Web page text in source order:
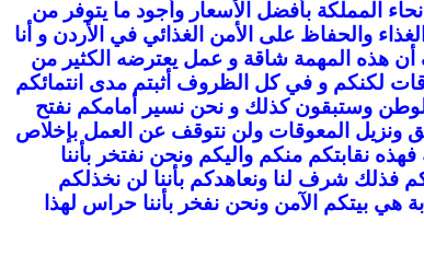
المملكة بأفضل الأسعار وأجود ما يتوفر من
الغذاء والحفاظ على الأمن الغذائي في الأردن و أنا
أن هذه المهمة شاقة و عمل يعترضه الكثير من
لكنكم و في كل الظروف أثبتم مدى انتمائكم
وستبقون كذلك و نحن نسير أمامكم نفتح
ونزيل المعوقات ولن نتوقف عن العمل بإخلاص
فهذه نقابتكم منكم واليكم ونحن نفتخر بأننا
فذلك شرف لنا ونعاهدكم بأننا لن نخذلكم
هي بيتكم الآمن ونحن نفخر بأننا حراس لهذا